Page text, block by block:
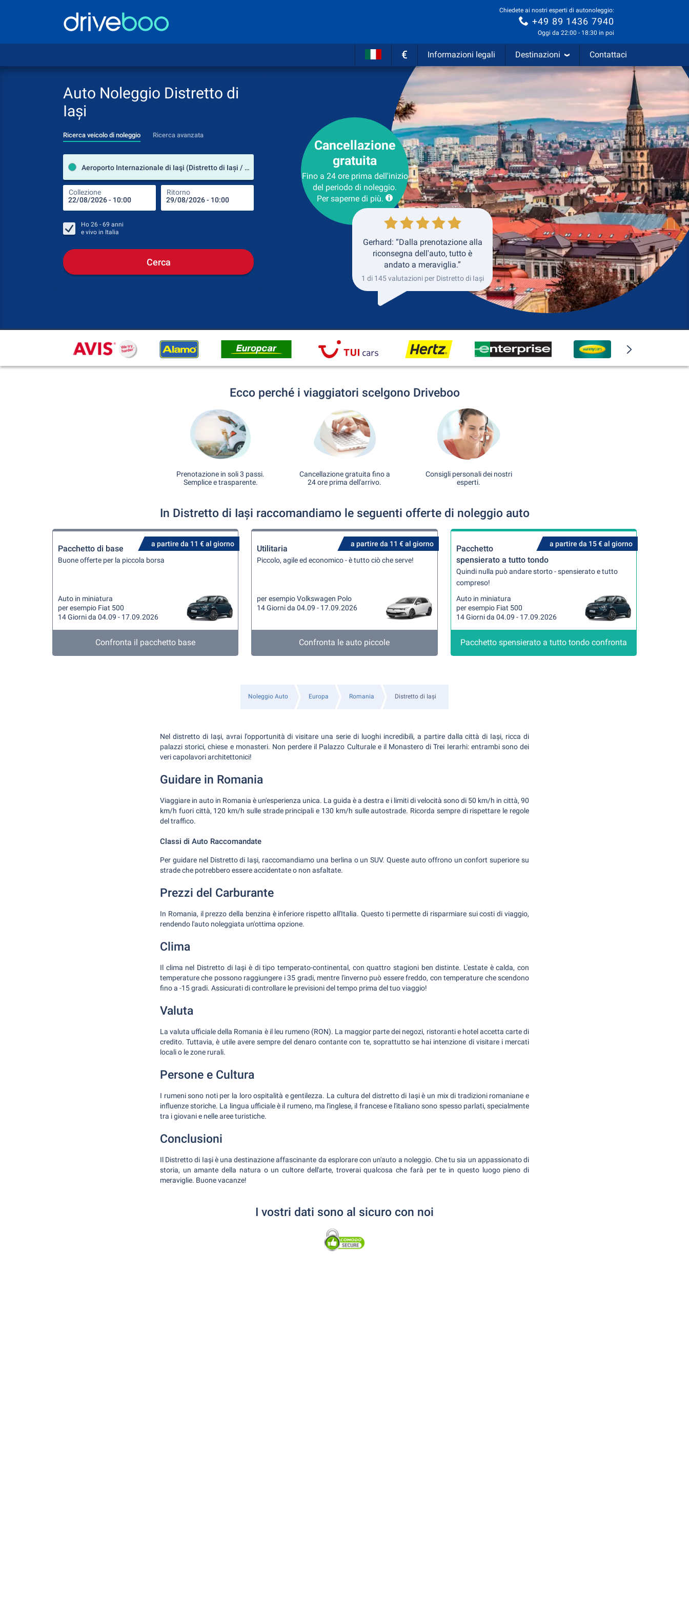
Chiedete ai nostri esperti di autonoleggio:
+49 89 1436 7940
Oggi da 22:00 - 18:30 in poi
€ Informazioni legali Destinazioni Contattaci
Auto Noleggio Distretto di
Iași
Ricerca veicolo di noleggio Ricerca avanzata
Aeroporto Internazionale di Iaşi (Distretto di Iași / Romania)
Collezione Ritorno
Luogo del noleggio
Luogo di ritorno
Ho 26 - 69 anni
e vivo in Italia
Cerca
Cancellazione
gratuita
Fino a 24 ore prima dell'inizio
del periodo di noleggio.
Per saperne di più.
Gerhard: “Dalla prenotazione alla
riconsegna dell'auto, tutto è
andato a meraviglia.”
1 di 145 valutazioni per Distretto di Iași
Ecco perché i viaggiatori scelgono Driveboo
Prenotazione in soli 3 passi.
Semplice e trasparente.
Cancellazione gratuita fino a
24 ore prima dell'arrivo.
Consigli personali dei nostri
esperti.
In Distretto di Iași raccomandiamo le seguenti offerte di noleggio auto
a partire da 11 € al giorno
Pacchetto di base
Buone offerte per la piccola borsa
Auto in miniatura
per esempio Fiat 500
14 Giorni da 04.09 - 17.09.2026
Confronta il pacchetto base
a partire da 11 € al giorno
Utilitaria
Piccolo, agile ed economico - è tutto ciò che serve!
per esempio Volkswagen Polo
14 Giorni da 04.09 - 17.09.2026
Confronta le auto piccole
a partire da 15 € al giorno
Pacchetto
spensierato a tutto tondo
Quindi nulla può andare storto - spensierato e tutto
compreso!
Auto in miniatura
per esempio Fiat 500
14 Giorni da 04.09 - 17.09.2026
Pacchetto spensierato a tutto tondo confronta
Noleggio Auto Europa Romania Distretto di Iași
Nel distretto di Iași, avrai l'opportunità di visitare una serie di luoghi incredibili, a partire dalla città di Iași, ricca di
palazzi storici, chiese e monasteri. Non perdere il Palazzo Culturale e il Monastero di Trei Ierarhi: entrambi sono dei
veri capolavori architettonici!
Guidare in Romania
Viaggiare in auto in Romania è un'esperienza unica. La guida è a destra e i limiti di velocità sono di 50 km/h in città, 90
km/h fuori città, 120 km/h sulle strade principali e 130 km/h sulle autostrade. Ricorda sempre di rispettare le regole
del traffico.
Classi di Auto Raccomandate
Per guidare nel Distretto di Iași, raccomandiamo una berlina o un SUV. Queste auto offrono un confort superiore su
strade che potrebbero essere accidentate o non asfaltate.
Prezzi del Carburante
In Romania, il prezzo della benzina è inferiore rispetto all'Italia. Questo ti permette di risparmiare sui costi di viaggio,
rendendo l'auto noleggiata un'ottima opzione.
Clima
Il clima nel Distretto di Iași è di tipo temperato-continental, con quattro stagioni ben distinte. L'estate è calda, con
temperature che possono raggiungere i 35 gradi, mentre l'inverno può essere freddo, con temperature che scendono
fino a -15 gradi. Assicurati di controllare le previsioni del tempo prima del tuo viaggio!
Valuta
La valuta ufficiale della Romania è il leu rumeno (RON). La maggior parte dei negozi, ristoranti e hotel accetta carte di
credito. Tuttavia, è utile avere sempre del denaro contante con te, soprattutto se hai intenzione di visitare i mercati
locali o le zone rurali.
Persone e Cultura
I rumeni sono noti per la loro ospitalità e gentilezza. La cultura del distretto di Iași è un mix di tradizioni romaniane e
influenze storiche. La lingua ufficiale è il rumeno, ma l'inglese, il francese e l'italiano sono spesso parlati, specialmente
tra i giovani e nelle aree turistiche.
Conclusioni
Il Distretto di Iași è una destinazione affascinante da esplorare con un'auto a noleggio. Che tu sia un appassionato di
storia, un amante della natura o un cultore dell'arte, troverai qualcosa che farà per te in questo luogo pieno di
meraviglie. Buone vacanze!
I vostri dati sono al sicuro con noi